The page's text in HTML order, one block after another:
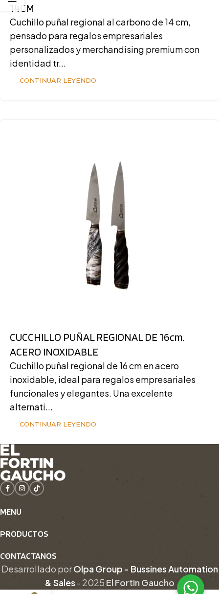
14CM
Cuchillo puñal regional al carbono de 14 cm,
pensado para regalos empresariales
personalizados y merchandising premium con
identidad tr...
CONTINUAR LEYENDO
CUCCHILLO PUÑAL REGIONAL DE 16cm.
ACERO INOXIDABLE
Cuchillo puñal regional de 16 cm en acero
inoxidable, ideal para regalos empresariales
funcionales y elegantes. Una excelente
alternati...
CONTINUAR LEYENDO
MENU
PRODUCTOS
CONTACTANOS
Desarrollado porOlpa Group - Bussines Automation
& Sales - 2025 El Fortin Gaucho